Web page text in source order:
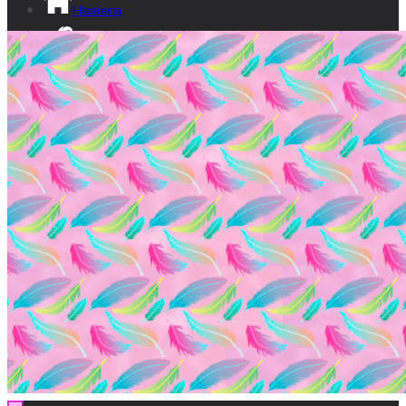
Hasiera
Izan lumatxo!
Ikusgune
Bideoak
Dokumentala
Gardentasuna
Kontaktua
EU
ES